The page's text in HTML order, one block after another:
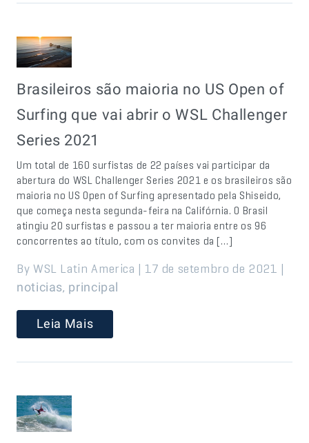
Brasileiros são maioria no US Open of
Surfing que vai abrir o WSL Challenger
Series 2021
Um total de 160 surfistas de 22 países vai participar da
abertura do WSL Challenger Series 2021 e os brasileiros são
maioria no US Open of Surfing apresentado pela Shiseido,
que começa nesta segunda-feira na Califórnia. O Brasil
atingiu 20 surfistas e passou a ter maioria entre os 96
concorrentes ao título, com os convites da […]
By WSL Latin America | 17 de setembro de 2021 |
noticias, principal
Leia Mais